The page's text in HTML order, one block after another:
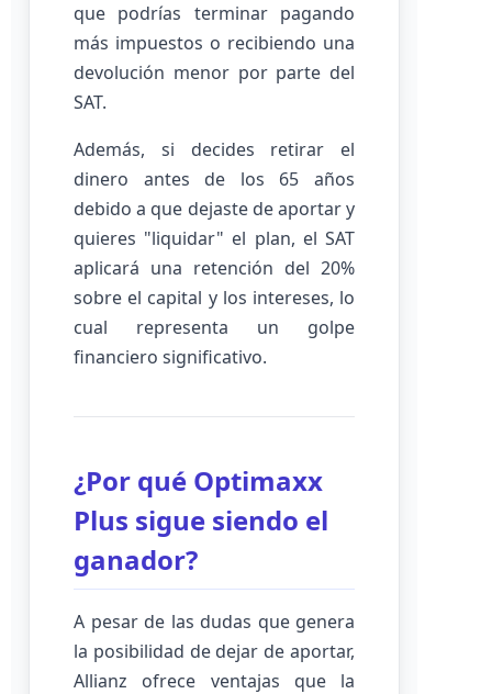
que podrías terminar pagando
más impuestos o recibiendo una
devolución menor por parte del
SAT.
Además, si decides retirar el
dinero antes de los 65 años
debido a que dejaste de aportar y
quieres "liquidar" el plan, el SAT
aplicará una retención del 20%
sobre el capital y los intereses, lo
cual representa un golpe
financiero significativo.
¿Por qué Optimaxx
Plus sigue siendo el
ganador?
A pesar de las dudas que genera
la posibilidad de dejar de aportar,
Allianz ofrece ventajas que la